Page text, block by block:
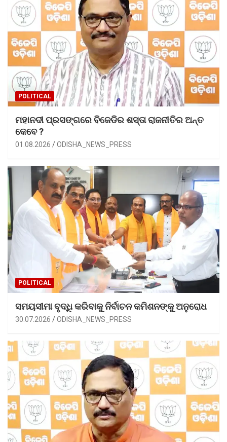
POLITICAL
ମହାନଦୀ ପ୍ରସଙ୍ଗରେ ବିଜେଡିର ଶସ୍ତା ରାଜନୀତିର ଅନ୍ତ
କେବେ ?
01.08.2026 ODISHA_NEWS_PRESS
POLITICAL
ସମୟସୀମା ବୃଦ୍ଧି କରିବାକୁ ନିର୍ବାଚନ କମିଶନଙ୍କୁ ଅନୁରୋଧ
30.07.2026 ODISHA_NEWS_PRESS